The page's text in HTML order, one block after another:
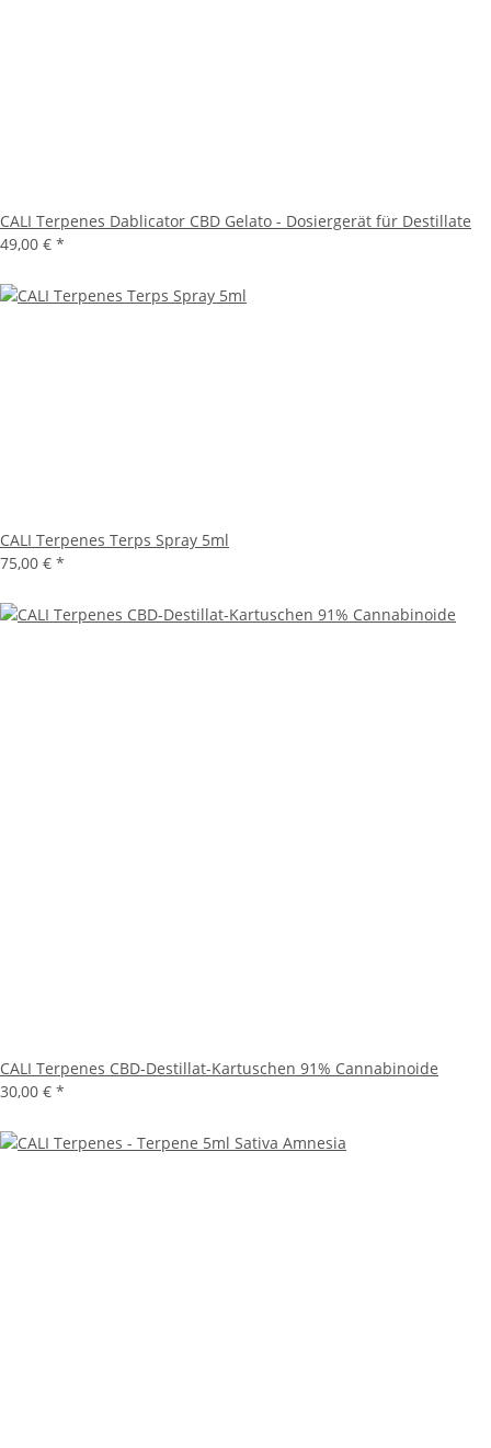
CALI Terpenes Dablicator CBD Gelato - Dosiergerät für Destillate
49,00 € *
CALI Terpenes Terps Spray 5ml
75,00 € *
CALI Terpenes CBD-Destillat-Kartuschen 91% Cannabinoide
30,00 € *